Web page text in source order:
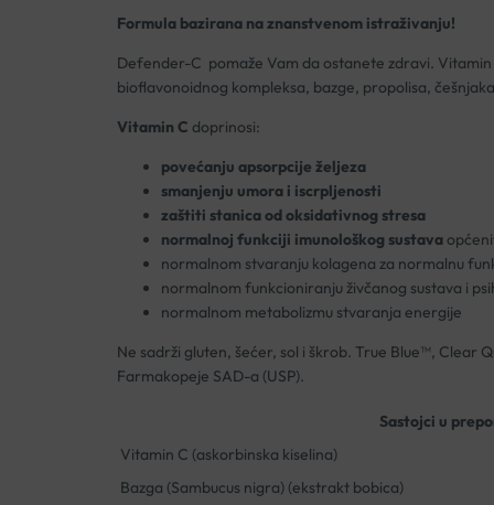
Formula bazirana na znanstvenom istraživanju!
Defender-C pomaže Vam da ostanete zdravi.
bioflavonoidnog kompleksa, bazge, propolisa,
Vitamin C doprinosi:
povećanju apsorpcije željeza
smanjenju umora i iscrpljenosti
zaštiti stanica od oksidativnog stresa
normalnoj funkciji imunološkog sustava
normalnom stvaranju kolagena za normalnu
normalnom funkcioniranju živčanog sustava i
normalnom metabolizmu stvaranja energije
Ne sadrži gluten, šećer, sol i škrob. True Blue™, Clear
Farmakopeje SAD-a (USP).
Sastojci u
Vitamin C (askorbinska kiselina)
Bazga (Sambucus nigra) (ekstrakt bobica)